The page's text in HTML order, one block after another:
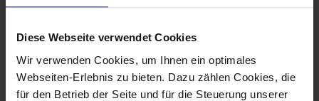
Diese Webseite verwendet Cookies
Wir verwenden Cookies, um Ihnen ein optimales
Webseiten-Erlebnis zu bieten. Dazu zählen Cookies, die
für den Betrieb der Seite und für die Steuerung unserer
Prozessorkerne: 6
Arbeitsspeicher: 6 GB
SIM-Kartenslot: Dual-SIM, eSIM
Schnittstellen: 1x Lightning